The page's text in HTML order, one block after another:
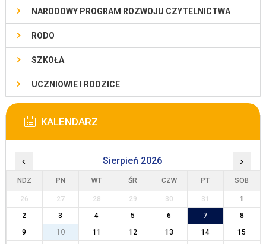
NARODOWY PROGRAM ROZWOJU CZYTELNICTWA
RODO
SZKOŁA
UCZNIOWIE I RODZICE
KALENDARZ
‹ Sierpień 2026 ›
NDZ PN WT ŚR CZW PT SOB
26 27 28 29 30 31
1
2
3 4 5 6 7
8
9
10 11 12 13 14
15